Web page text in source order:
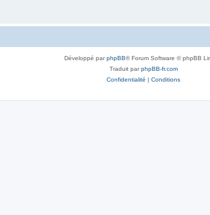
Développé parphpBB® Forum Software © phpBB
Traduit parphpBB-fr.com
Confidentialité | Conditions